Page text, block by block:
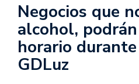
Negocios que
alcohol,
horario
GDLuz